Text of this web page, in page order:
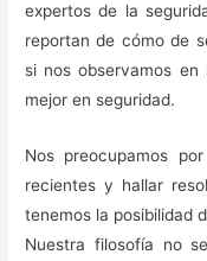
expertos de la
reportan de cómo de
si nos observamos
mejor en seguridad.
Nos preocupamos
recientes y hallar
tenemos la posibilidad
Nuestra filosofía no